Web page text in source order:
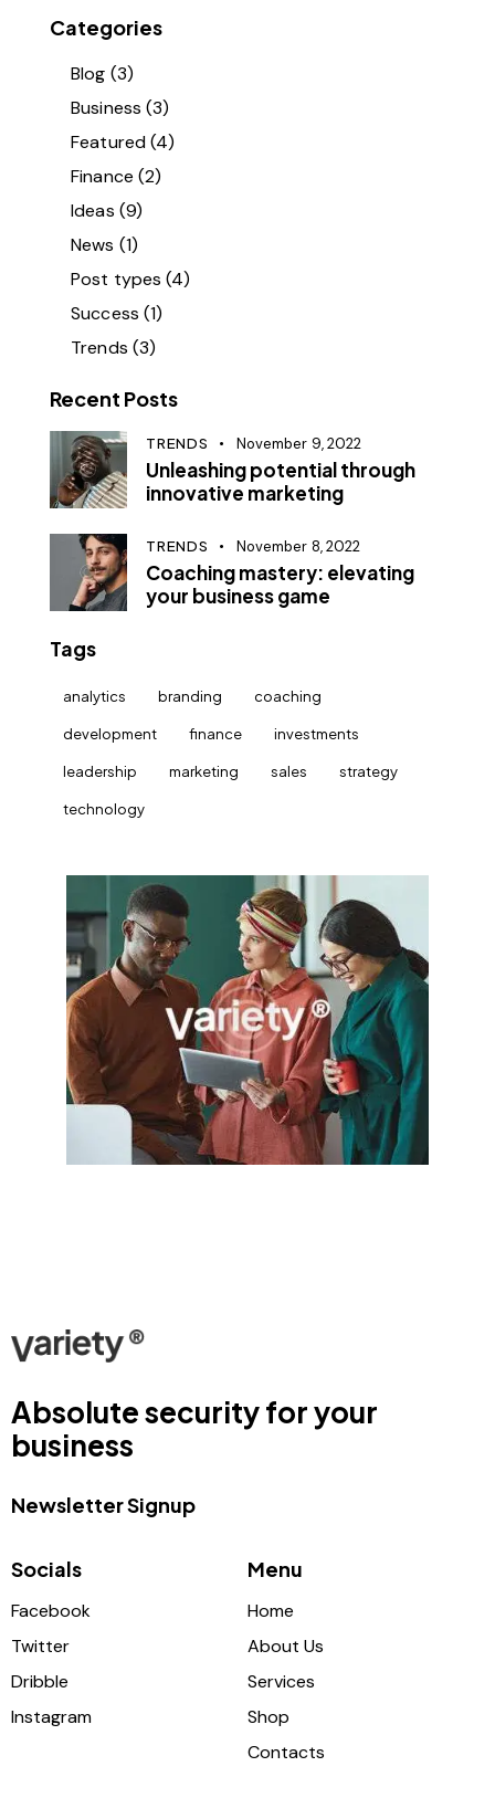
Categories
Blog (3)
Business (3)
Featured(4)
Finance (2)
Ideas (9)
News (1)
Post types (4)
Success (1)
Trends (3)
Recent Posts
TRENDS November 9, 2022
Unleashing potential through
innovative marketing
TRENDS November 8, 2022
Coaching mastery: elevating
your business game
Tags
analytics branding coaching
development finance investments
leadership marketing sales strategy
technology
Absolute security for your
business
Newsletter Signup
Socials
Facebook
Twitter
Dribble
Instagram
Menu
Home
About Us
Services
Shop
Contacts